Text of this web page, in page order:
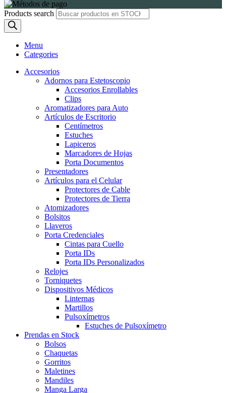
Products search
Menu
Categories
Accesorios
Adornos para Estetoscopio
Accesorios Enrollables
Clips
Aromatizadores para Auto
Artículos de Escritorio
Centímetros
Estuches
Lapiceros
Marcadores de Hojas
Porta Documentos
Presentadores
Artículos para el Celular
Protectores de Cable
Protectores de Tierra
Atomizadores
Bolsitos
Llaveros
Porta Credenciales
Cintas para Cuello
Porta IDs
Porta IDs Personalizados
Relojes
Torniquetes
Dispositivos Médicos
Linternas
Martillos
Pulsoxímetros
Estuches de Pulsoxímetro
Prendas en Stock
Bolsos
Chaquetas
Gorritos
Maletines
Mandiles
Manga Larga